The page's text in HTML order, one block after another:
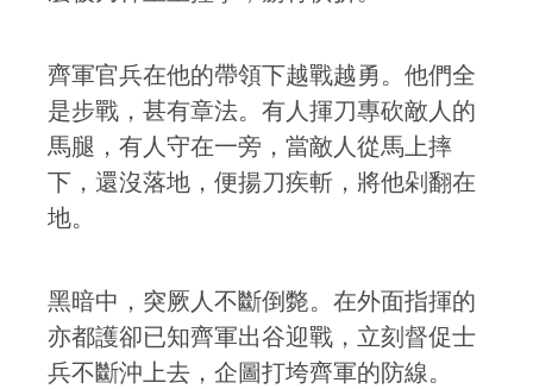
齊軍官兵在他的帶領下越戰越勇。他們全
是步戰，甚有章法。有人揮刀專砍敵人的
馬腿，有人守在一旁，當敵人從馬上摔
下，還沒落地，便揚刀疾斬，將他剁翻在
地。
黑暗中，突厥人不斷倒斃。在外面指揮的
亦都護卻已知齊軍出谷迎戰，立刻督促士
兵不斷沖上去，企圖打垮齊軍的防線。